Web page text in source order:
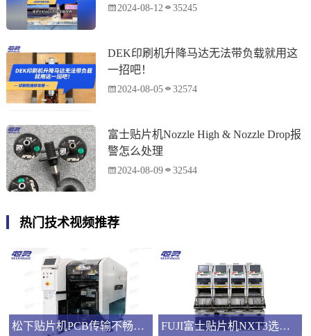
2024-08-12 35245
DEK印刷机升降马达无法带负载就用这
一招吧！
2024-08-05 32574
富士贴片机Nozzle High & Nozzle Drop报
警怎么处理
2024-08-09 32544
热门技术视频推荐
松下贴片机PCB传输不畅的原因与处理方法 FUJI富士贴片机NXT3选M3 III还是M6三代机？看完这篇告别纠结！